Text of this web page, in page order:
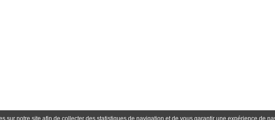
sur notre site afin de collecter des statistiques de navigation et de vous garantir une expérience de